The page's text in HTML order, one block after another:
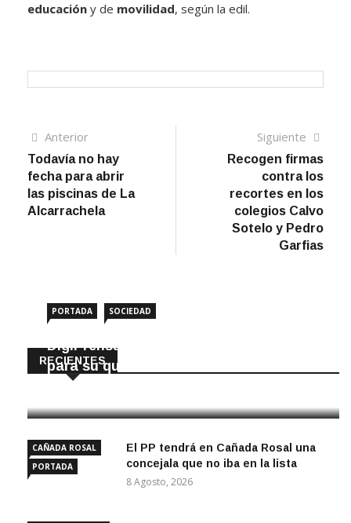
educación y de movilidad, según la edil.
Navegación
de
entradas
AnteriorArtículo
anterior
Todavía no hay
fecha para abrir
las piscinas de La
Alcarrachela
Siguiente
Recogen firmas
contra los
recortes en los
colegios Calvo
Sotelo y Pedro
Garfias
RECIENTES
PORTADA SOCIEDAD
DigiPrensa selecciona a Écija al Día
para su quiosco mundial
CAÑADA ROSAL
PORTADA
El PP tendrá en Cañada Rosal una
concejala que no iba en la lista
8 Agosto, 2026